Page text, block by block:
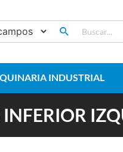
INDUSTRIAL
INFERIOR